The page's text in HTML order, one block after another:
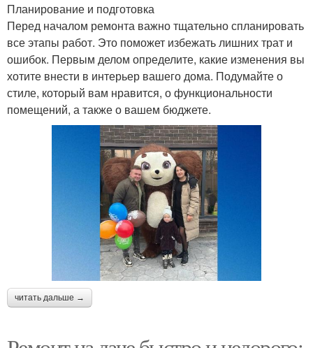
Планирование и подготовка
Перед началом ремонта важно тщательно спланировать
все этапы работ. Это поможет избежать лишних трат и
ошибок. Первым делом определите, какие изменения вы
хотите внести в интерьер вашего дома. Подумайте о
стиле, который вам нравится, о функциональности
помещений, а также о вашем бюджете.
читать дальше →